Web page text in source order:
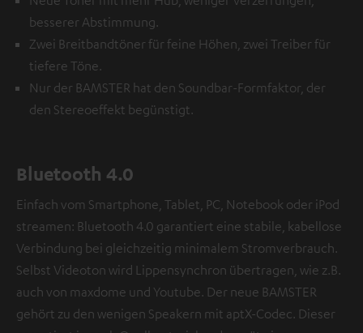
besserer Abstimmung.
Zwei Breitbandtöner für feine Höhen, zwei Treiber für
tiefere Töne.
Nur der BAMSTER hat den Soundbar-Formfaktor, der
den Stereoeffekt begünstigt.
Bluetooth 4.0
Einfach vom Smartphone, Tablet, PC, Notebook oder iPod
streamen: Bluetooth 4.0 garantiert eine stabile, kabellose
Verbindung bei gleichzeitig minimalem Stromverbrauch.
Selbst Videoton wird Lippensynchron übertragen, wie z.B.
auch von maxdome und Youtube. Der neue BAMSTER
gehört zu den wenigen Speakern mit aptX-Codec. Dieser